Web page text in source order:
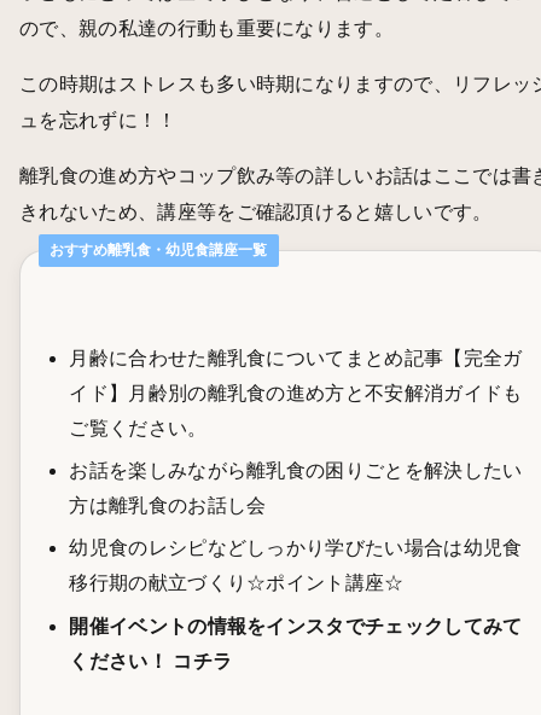
ので、親の私達の行動も重要になります。
この時期はストレスも多い時期になりますので、リフレッ
ュを忘れずに！！
離乳食の進め方やコップ飲み等の詳しいお話はここでは書
きれないため、講座等をご確認頂けると嬉しいです。
おすすめ離乳食・幼児食講座一覧
月齢に合わせた離乳食についてまとめ記事 【完全ガ
イド】月齢別の離乳食の進め方と不安解消ガイド も
ご覧ください。
お話を楽しみながら離乳食の困りごとを解決したい
方は離乳食のお話し会
幼児食のレシピなどしっかり学びたい場合は幼児食
移行期の献立づくり☆ポイント講座☆
開催イベントの情報をインスタでチェックしてみて
ください！
コチラ